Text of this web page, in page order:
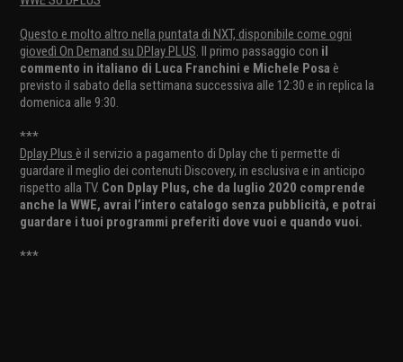
Questo e molto altro nella puntata di NXT, disponibile come ogni
giovedì On Demand su DPlay PLUS. Il primo passaggio con il
commento in italiano di Luca Franchini e Michele Posa è
previsto il sabato della settimana successiva alle 12:30 e in replica la
domenica alle 9:30.
***
Dplay Plus è il servizio a pagamento di Dplay che ti permette di
guardare il meglio dei contenuti Discovery, in esclusiva e in anticipo
rispetto alla TV. Con Dplay Plus, che da luglio 2020 comprende
anche la WWE, avrai l’intero catalogo senza pubblicità, e potrai
guardare i tuoi programmi preferiti dove vuoi e quando vuoi.
***